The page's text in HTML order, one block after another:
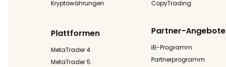
Kryptowährungen
CopyTrading
Plattformen
MetaTrader 4
MetaTrader 5
Partner-Angebote
IB-Programm
Partnerprogramm